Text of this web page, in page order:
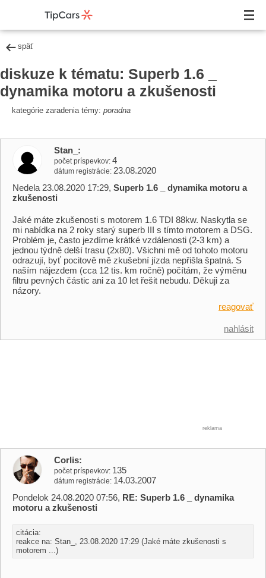
späť
diskuze k tématu: Superb 1.6 _
dynamika motoru a zkušenosti
kategórie zaradenia témy: poradna
Stan_
počet príspevkov 4
dátum registrácie 23.08.2020
Nedela 23.08.2020 17:29, Superb 1.6 _ dynamika motoru a
zkušenosti
Jaké máte zkušenosti s motorem 1.6 TDI 88kw. Naskytla se
mi nabídka na 2 roky starý superb III s tímto motorem a DSG.
Problém je, často jezdíme krátké vzdálenosti (2-3 km) a
jednou týdně delší trasu (2x80). Všichni mě od tohoto motoru
odrazují, byť pocitově mě zkušební jízda nepřišla špatná. S
naším nájezdem (cca 12 tis. km ročně) počítám, že výměnu
filtru pevných částic ani za 10 let řešit nebudu. Děkuji za
názory.
reagovať
nahlásit
reklama
Corlis
počet príspevkov 135
dátum registrácie 14.03.2007
Pondelok 24.08.2020 07:56, RE: Superb 1.6 _ dynamika
motoru a zkušenosti
citácia:
reakce na: Stan_, 23.08.2020 17:29 (Jaké máte zkušenosti s
motorem ...)